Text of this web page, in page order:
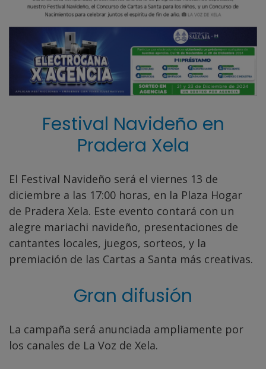
Festival Navideño en
Pradera Xela
El Festival Navideño será el viernes 13 de
diciembre a las 17:00 horas, en la Plaza Hogar
de Pradera Xela. Este evento contará con un
alegre mariachi navideño, presentaciones de
cantantes locales, juegos, sorteos, y la
premiación de las Cartas a Santa más creativas.
Gran difusión
La campaña será anunciada ampliamente por
los canales de La Voz de Xela.